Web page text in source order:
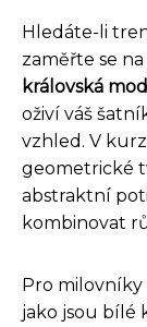
Hledáte-li
zaměřte se na
královská
oživí váš
vzhled. V
geometrické
abstraktní
kombinovat
Pro milovníky
jako jsou bílé